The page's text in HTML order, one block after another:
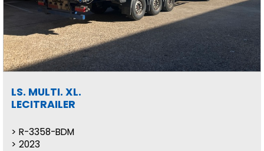
LS. MULTI. XL.
LECITRAILER
R-3358-BDM
2023